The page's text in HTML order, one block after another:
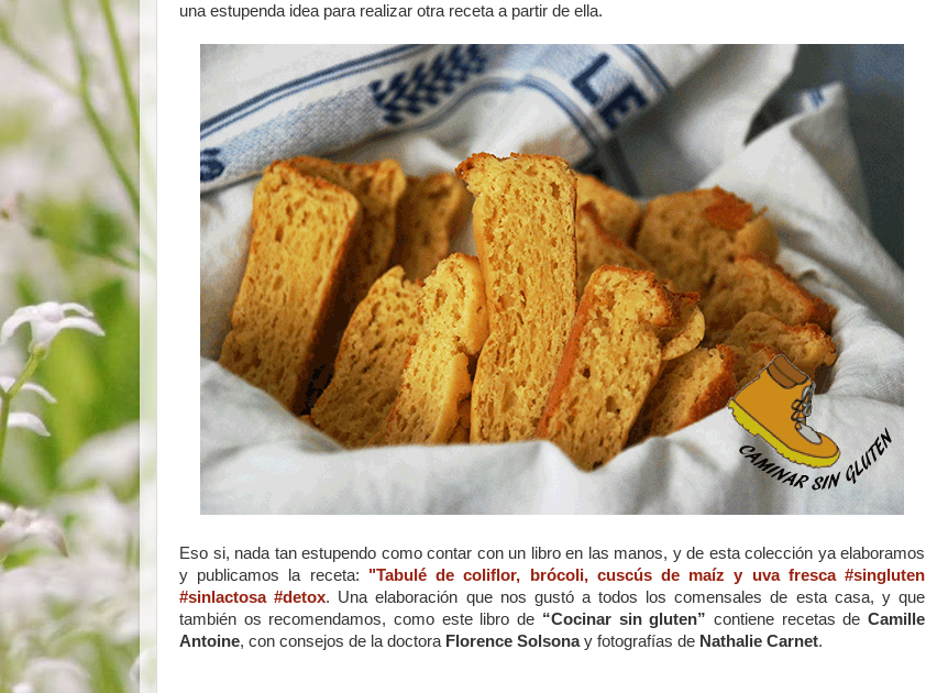
una estupenda idea para realizar otra receta a partir de ella.
Eso si, nada tan estupendo como contar con un libro en las manos, y de esta colección ya elaboramos
y publicamos la receta: "Tabulé de coliflor, brócoli, cuscús de maíz y uva fresca #singluten
#sinlactosa #detox. Una elaboración que nos gustó a todos los comensales de esta casa, y que
también os recomendamos, como este libro de “Cocinar sin gluten” contiene recetas deCamille
Antoine, con consejos de la doctora Florence Solsonay fotografías de Nathalie Carnet.